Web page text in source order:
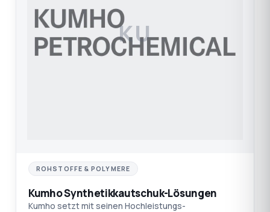
KU
ROHSTOFFE & POLYMERE
Kumho Synthetikkautschuk-Lösungen
Kumho setzt mit seinen Hochleistungs-